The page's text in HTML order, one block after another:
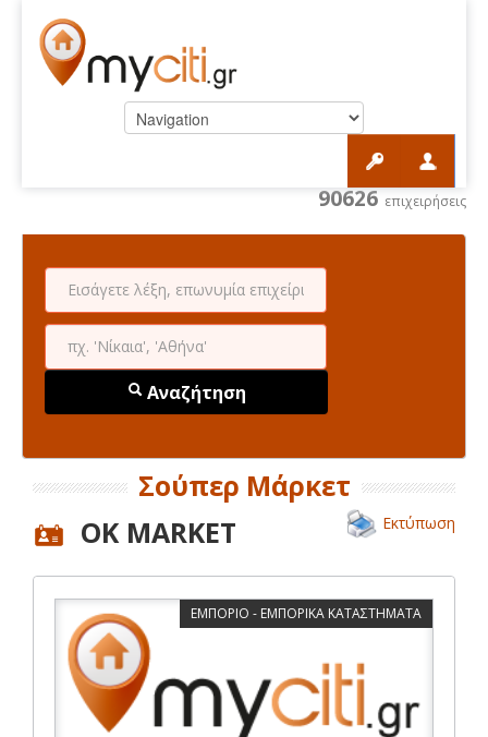
90626 επιχειρήσεις
Αναζήτηση
Σούπερ Μάρκετ
OK MARKET Εκτύπωση
ΕΜΠΟΡΙΟ - ΕΜΠΟΡΙΚΑ ΚΑΤΑΣΤΗΜΑΤΑ